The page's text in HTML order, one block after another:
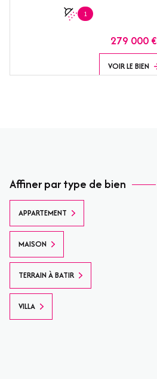
1
279 000 €
VOIR LE BIEN
Affiner par type de bien
APPARTEMENT
MAISON
TERRAIN À BATIR
VILLA